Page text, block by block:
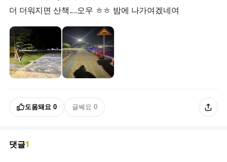
더 더워지면 산책....오우 ㅎㅎ 밤에 나가여겠네여
도움돼요 0 글쎄요 0
댓글1